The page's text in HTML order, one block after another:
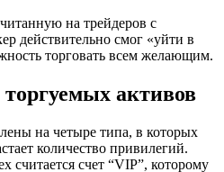
на трейдеров с
действительно смог «уйти в
торговать всем желающим.
активов
на четыре типа, в которых
количество привилегий.
считается счет “VIP”, которому